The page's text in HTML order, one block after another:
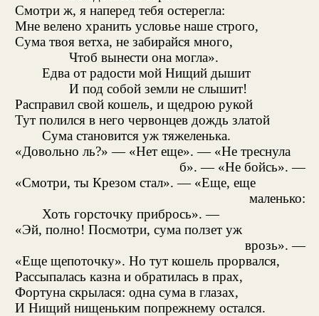
Смотри ж, я наперед тебя остерегла:
Мне велено хранить условье наше строго,
Сума твоя ветха, не забирайся много,
Чтоб вынести она могла».
Едва от радости мой Нищий дышит
И под собой земли не слышит!
Расправил свой кошель, и щедрою рукой
Тут полился в него червонцев дождь златой
Сума становится уж тяжеленька.
«Довольно ль?» — «Нет еще». — «Не треснула
б». — «Не бойсь». —
«Смотри, ты Крезом стал». — «Еще, еще
маленько:
Хоть горсточку прибрось». —
«Эй, полно! Посмотри, сума ползет уж
врозь». —
«Еще щепоточку». Но тут кошель прорвался,
Рассыпалась казна и обратилась в прах,
Фортуна скрылася: одна сума в глазах,
И Нищий нищеньким попрежнему остался.